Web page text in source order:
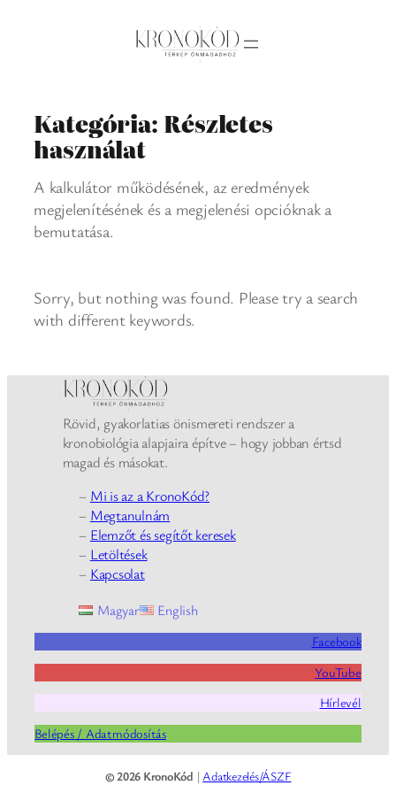
Kategória: Részletes
használat
A kalkulátor működésének, az eredmények
megjelenítésének és a megjelenési opcióknak a
bemutatása.
Sorry, but nothing was found. Please try a search
with different keywords.
Rövid, gyakorlatias önismereti rendszer a
kronobiológia alapjaira építve – hogy jobban értsd
magad és másokat.
– Mi is az a KronoKód?
– Megtanulnám
– Elemzőt és segítőt keresek
– Letöltések
– Kapcsolat
Magyar
English
Facebook
YouTube
Hírlevél
Belépés / Adatmódosítás
© 2026 KronoKód |Adatkezelés/ÁSZF